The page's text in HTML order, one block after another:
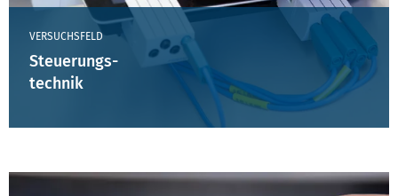
VERSUCHSFELD
Steuerungs-
technik